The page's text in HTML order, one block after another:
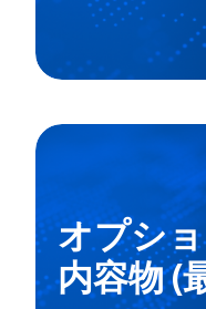
オプシ
内容物 (